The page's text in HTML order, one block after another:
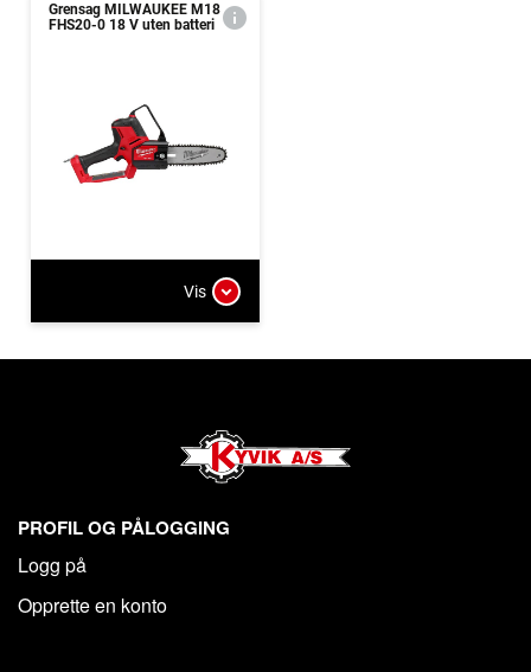
Grensag MILWAUKEE M18
FHS20-0 18 V uten batteri
Vis
PROFIL OG PÅLOGGING
Logg på
Opprette en konto